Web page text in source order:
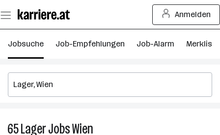
Seiteninhalt
springen
Anmelden
Jobsuche Job-Empfehlungen Job-Alarm Merkliste
65LagerJobsWien